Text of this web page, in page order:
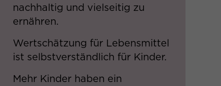
nachhaltig und vielseitig zu
ernähren.​
Wertschätzung für Lebensmittel
ist selbstverständlich für Kinder.
Mehr Kinder haben ein